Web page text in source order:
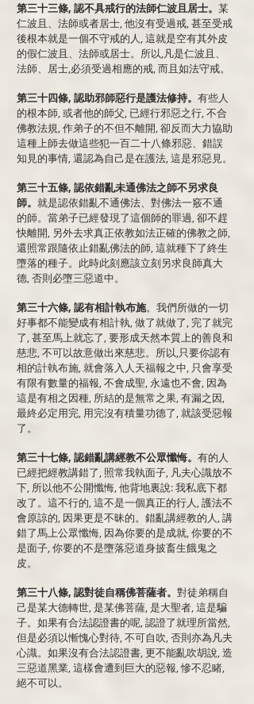
第三十三條, 認不具戒行的法師仁波且居士。 某
仁波且、法師或者居士, 他沒有受過戒, 甚至受戒
後根本就是一個不守戒的人, 這就是空有其外皮
的假仁波且、法師或居士。所以,凡是仁波且、
法師、居士,必須受過相應的戒, 而且如法守戒。
第三十四條, 認助邪師惡行是護法修持。 有些人
的根本師, 或者他的師父, 已經行邪惡之行, 不合
佛教法規, 作弟子的不但不離開, 卻反而大力協助
這種上師去做這些犯一百二十八條邪惡、錯誤
知見的事情, 還認為自己是在護法, 這是邪惡見。
第三十五條, 認依錯亂未通佛法之師不另求良
師。 就是認依錯亂不通佛法、對佛法一竅不通
的師。當弟子已經發現了這個師的罪過, 卻不趕
快離開, 另外去求真正依教如法正確的佛教之師,
還照常跟隨依止錯亂佛法的師, 這就種下了終生
墮落的種子。此時此刻應該立刻另求良師真大
德, 否則必墮三惡道中。
第三十六條, 認有相計執布施。我們所做的一切
好事都不能變成有相計執, 做了就做了, 完了就完
了, 甚至馬上就忘了, 要形成天然本質上的善良和
慈悲, 不可以故意做出來慈悲。所以,只要你認有
相的計執布施, 就會落入人天福報之中, 只會享受
有限有數量的福報, 不會成聖, 永遠也不會, 因為
這是有相之因種, 所結的是無常之果, 有漏之因,
最終必定用完, 用完沒有積量功德了, 就該受惡報
了。
第三十七條, 認錯亂講經教不公眾懺悔。 有的人
已經把經教講錯了, 照常我執面子, 凡夫心識放不
下, 所以他不公開懺悔, 他背地裏說: 我私底下都
改了。這不行的, 這不是一個真正的行人, 護法不
會原諒的, 因果更是不昧的。錯亂講經教的人, 講
錯了馬上公眾懺悔, 因為你要的是成就, 你要的不
是面子, 你要的不是墮落惡道身披畜生餓鬼之
皮。
第三十八條, 認對徒自稱佛菩薩者。 對徒弟稱自
己是某大德轉世, 是某佛菩薩, 是大聖者, 這是騙
子。如果有合法認證書的呢, 認證了就理所當然,
但是必須以慚愧心對待, 不可自吹, 否則亦為凡夫
心識。如果沒有合法認證書, 更不能亂吹胡說, 造
三惡道黑業, 這樣會遭到巨大的惡報, 慘不忍睹,
絕不可以。